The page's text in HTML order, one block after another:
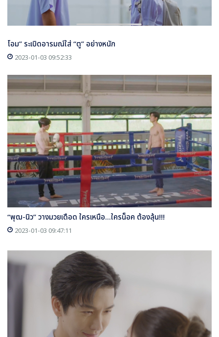
โอม” ระเบิดอารมณ์ใส่ “ตู” อย่างหนัก
2023-01-03 09:52:33
“พุฒ-นิว” วางมวยเดือด ใครเหนือ...ใครน็อค ต้องลุ้น!!!
2023-01-03 09:47:11